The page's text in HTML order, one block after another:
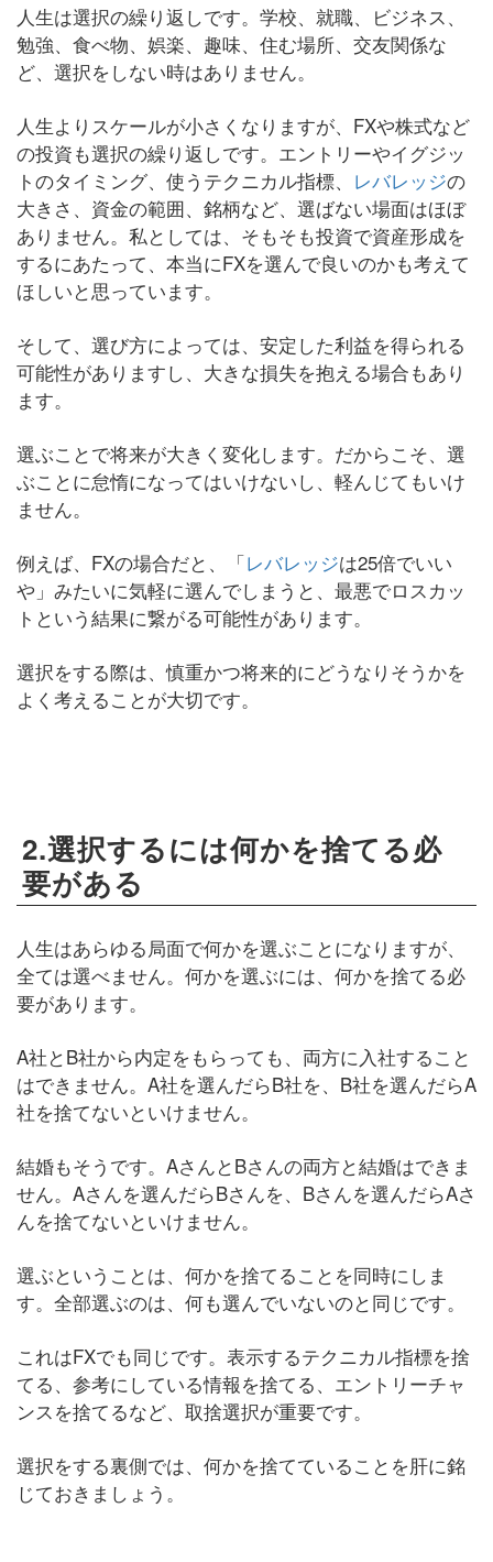
人生は選択の繰り返しです。学校、就職、ビジネス、
勉強、食べ物、娯楽、趣味、住む場所、交友関係な
ど、選択をしない時はありません。
人生よりスケールが小さくなりますが、FXや株式など
の投資も選択の繰り返しです。エントリーやイグジッ
トのタイミング、使うテクニカル指標、 レバレッジの
大きさ、資金の範囲、銘柄など、選ばない場面はほぼ
ありません。私としては、そもそも投資で資産形成を
するにあたって、本当にFXを選んで良いのかも考えて
ほしいと思っています。
そして、選び方によっては、安定した利益を得られる
可能性がありますし、大きな損失を抱える場合もあり
ます。
選ぶことで将来が大きく変化します。だからこそ、選
ぶことに怠惰になってはいけないし、軽んじてもいけ
ません。
例えば、FXの場合だと、「レバレッジは25倍でいい
や」みたいに気軽に選んでしまうと、最悪でロスカッ
トという結果に繋がる可能性があります。
選択をする際は、慎重かつ将来的にどうなりそうかを
よく考えることが大切です。
2.選択するには何かを捨てる必
要がある
人生はあらゆる局面で何かを選ぶことになりますが、
全ては選べません。何かを選ぶには、何かを捨てる必
要があります。
A社とB社から内定をもらっても、両方に入社すること
はできません。A社を選んだらB社を、B社を選んだらA
社を捨てないといけません。
結婚もそうです。AさんとBさんの両方と結婚はできま
せん。Aさんを選んだらBさんを、Bさんを選んだらAさ
んを捨てないといけません。
選ぶということは、何かを捨てることを同時にしま
す。全部選ぶのは、何も選んでいないのと同じです。
これはFXでも同じです。表示するテクニカル指標を捨
てる、参考にしている情報を捨てる、エントリーチャ
ンスを捨てるなど、取捨選択が重要です。
選択をする裏側では、何かを捨てていることを肝に銘
じておきましょう。